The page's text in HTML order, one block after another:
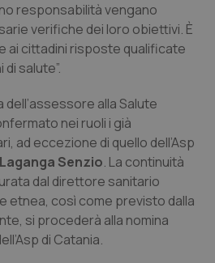
di Bolzano
di Trento
responsabilità vengano
verifiche dei loro obiettivi. È
ai cittadini risposte qualificate
salute”.
alla Salute
nei ruoli i già
ad eccezione di quello dell’Asp
Senzio. La continuità
dal direttore sanitario
etnea, così come previsto dalla
si procederà alla nomina
di Catania.